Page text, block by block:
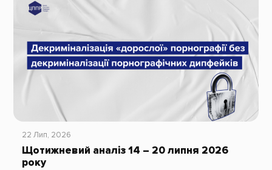
22 Лип, 2026
Щотижневий аналіз 14 – 20 липня 2026
року